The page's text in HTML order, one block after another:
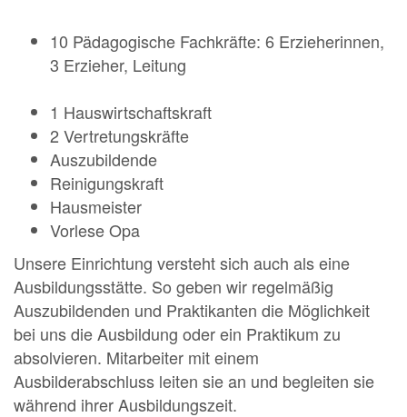
10 Pädagogische Fachkräfte: 6 Erzieherinnen,
3 Erzieher, Leitung
1 Hauswirtschaftskraft
2 Vertretungskräfte
Auszubildende
Reinigungskraft
Hausmeister
Vorlese Opa
Unsere Einrichtung versteht sich auch als eine
Ausbildungsstätte. So geben wir regelmäßig
Auszubildenden und Praktikanten die Möglichkeit
bei uns die Ausbildung oder ein Praktikum zu
absolvieren. Mitarbeiter mit einem
Ausbilderabschluss leiten sie an und begleiten sie
während ihrer Ausbildungszeit.